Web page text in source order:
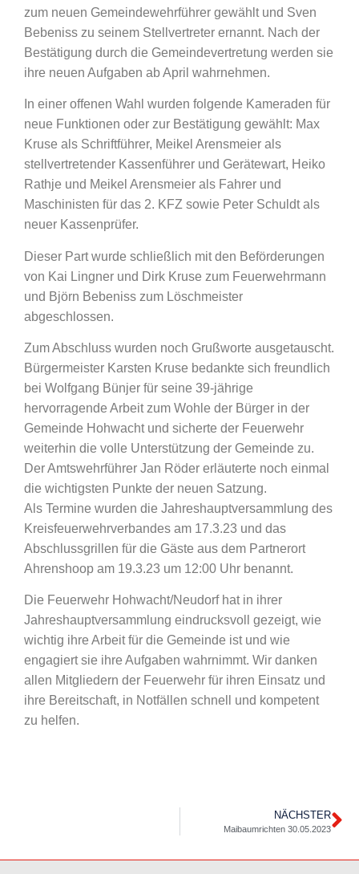
zum neuen Gemeindewehrführer gewählt und Sven
Bebeniss zu seinem Stellvertreter ernannt. Nach der
Bestätigung durch die Gemeindevertretung werden sie
ihre neuen Aufgaben ab April wahrnehmen.
In einer offenen Wahl wurden folgende Kameraden für
neue Funktionen oder zur Bestätigung gewählt: Max
Kruse als Schriftführer, Meikel Arensmeier als
stellvertretender Kassenführer und Gerätewart, Heiko
Rathje und Meikel Arensmeier als Fahrer und
Maschinisten für das 2. KFZ sowie Peter Schuldt als
neuer Kassenprüfer.
Dieser Part wurde schließlich mit den Beförderungen
von Kai Lingner und Dirk Kruse zum Feuerwehrmann
und Björn Bebeniss zum Löschmeister
abgeschlossen.
Zum Abschluss wurden noch Grußworte ausgetauscht.
Bürgermeister Karsten Kruse bedankte sich freundlich
bei Wolfgang Bünjer für seine 39-jährige
hervorragende Arbeit zum Wohle der Bürger in der
Gemeinde Hohwacht und sicherte der Feuerwehr
weiterhin die volle Unterstützung der Gemeinde zu.
Der Amtswehrführer Jan Röder erläuterte noch einmal
die wichtigsten Punkte der neuen Satzung.
Als Termine wurden die Jahreshauptversammlung des
Kreisfeuerwehrverbandes am 17.3.23 und das
Abschlussgrillen für die Gäste aus dem Partnerort
Ahrenshoop am 19.3.23 um 12:00 Uhr benannt.
Die Feuerwehr Hohwacht/Neudorf hat in ihrer
Jahreshauptversammlung eindrucksvoll gezeigt, wie
wichtig ihre Arbeit für die Gemeinde ist und wie
engagiert sie ihre Aufgaben wahrnimmt. Wir danken
allen Mitgliedern der Feuerwehr für ihren Einsatz und
ihre Bereitschaft, in Notfällen schnell und kompetent
zu helfen.
NÄCHSTER
Maibaumrichten 30.05.2023